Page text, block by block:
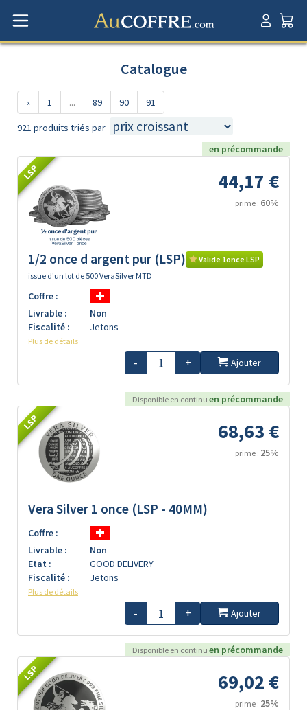
Catalogue
« 1 ... 89 90 91
921 produits triés par
en précommande
LSP 44,17 €
prime : 60%
1/2 once d argent pur (LSP)
Valide 1once LSP
issue d'un lot de 500 VeraSilver MTD
Coffre :
Livrable :
Non
Fiscalité :
Jetons
Plus de détails
- + Ajouter
Disponible en continu en précommande
LSP 68,63 €
prime : 25%
Vera Silver 1 once (LSP - 40MM)
Coffre :
Livrable :
Non
Etat :
GOOD DELIVERY
Fiscalité :
Jetons
Plus de détails
- + Ajouter
Disponible en continu en précommande
LSP 69,02 €
prime : 25%